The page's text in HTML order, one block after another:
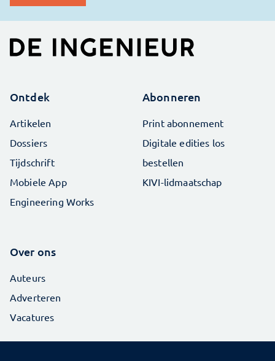
Ontdek
Artikelen
Dossiers
Tijdschrift
Mobiele App
Engineering Works
Abonneren
Print abonnement
Digitale edities los
bestellen
KIVI-lidmaatschap
Over ons
Auteurs
Adverteren
Vacatures